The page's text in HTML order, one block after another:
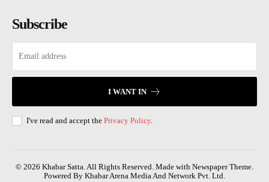
Subscribe
I WANT IN
I've read and accept the Privacy Policy.
© 2026 Khabar Satta. All Rights Reserved. Made with Newspaper Theme.
Powered By Khabar Arena Media And Network Pvt. Ltd.